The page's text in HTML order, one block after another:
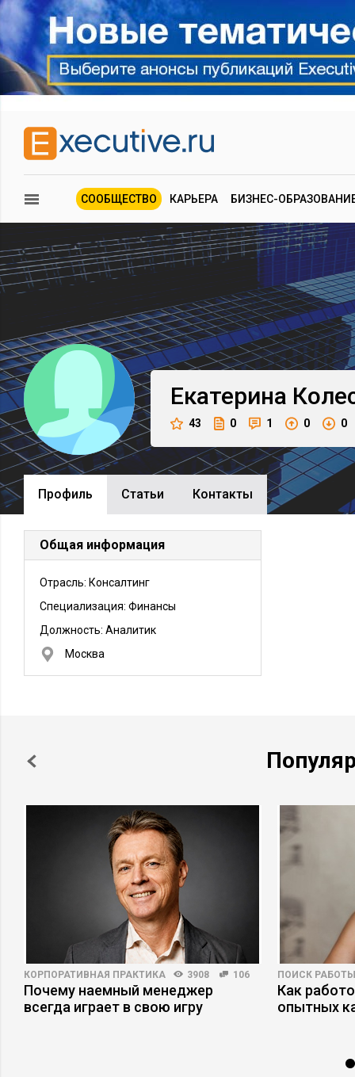
СООБЩЕСТВО КАРЬЕРА БИЗНЕС-
Екатерина
43 0 1 0 0
Профиль Cтатьи Контакты
Общая информация
Отрасль: Консалтинг
Специализация: Финансы
Должность: Аналитик
Москва
КОРПОРАТИВНАЯ ПРАКТИКА 3908 106
Почему наемный менеджер
всегда играет в свою игру
ПОИСК РАБОТЫ
Как
опытных